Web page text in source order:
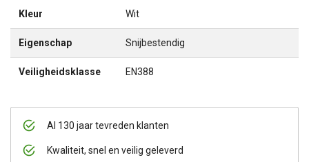
Al 130 jaar tevreden klanten
Kwaliteit, snel en veilig geleverd
Kleur Wit
Eigenschap Snijbestendig
Veiligheidsklasse EN388